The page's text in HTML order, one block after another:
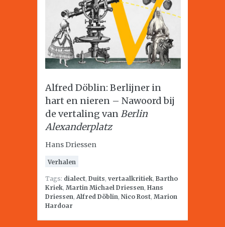
Alfred Döblin: Berlijner in
hart en nieren – Nawoord bij
de vertaling vanBerlin
Alexanderplatz
Hans Driessen
Verhalen
Tags: dialect, Duits, vertaalkritiek, Bartho
Kriek, Martin Michael Driessen, Hans
Driessen, Alfred Döblin, Nico Rost, Marion
Hardoar